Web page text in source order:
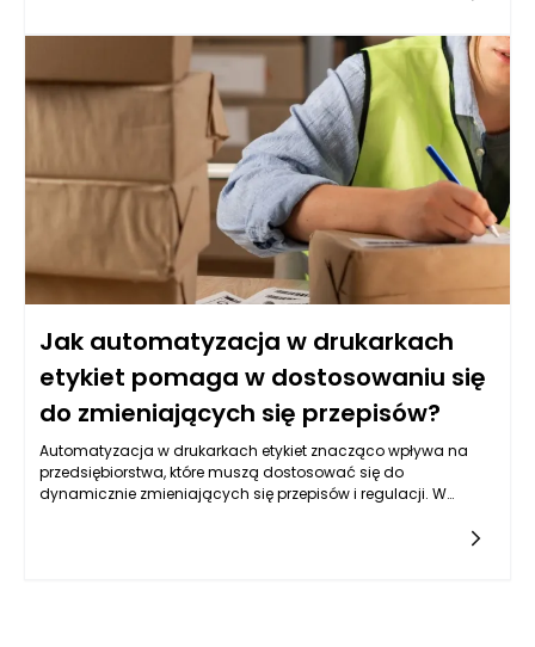
zrównoważonego rozwoju, co rodzi pytanie, czy mogą one
rzeczywiście wspierać wytwarzanie ekologicznych etykiet
zgodnych z odpowiednimi certyfikatami.
Jak automatyzacja w drukarkach
etykiet pomaga w dostosowaniu się
do zmieniających się przepisów?
Automatyzacja w drukarkach etykiet znacząco wpływa na
przedsiębiorstwa, które muszą dostosować się do
dynamicznie zmieniających się przepisów i regulacji. W